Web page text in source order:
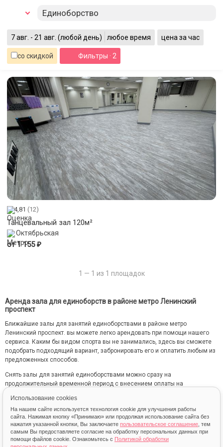
Использование cookies
На нашем сайте используется технология cookie для улучшения работы
сайта. Нажимая кнопку «Принимаю» или продолжая использование сайта без
нажатия указанной кнопки, Вы заключаете пользовательское соглашение , тем
самым Вы предоставляете согласие на обработку персональных данных при
помощи файлов cookie. Ознакомьтесь с Политикой обработки
Единоборство
7 авг. - 21 авг. (любой день) любое время цена за час
со скидкой Фильтры · 2
4,81 (12)
Танцевальный зал 120м²
Октябрьская
от 1 155₽
1 — 1 из 1 площадок
Аренда зала для единоборств в районе метро Ленинский
проспект
Ближайшие залы для занятий единоборствами в районе метро
Ленинский проспект. вы можете легко арендовать при помощи нашего
сервиса. Каким бы видом спорта вы не занимались, здесь вы сможете
подобрать подходящий вариант, забронировать его и оплатить любым из
предложенных способов.
Снять залы для занятий единоборствами можно сразу на
продолжительный временной период с внесением оплаты на